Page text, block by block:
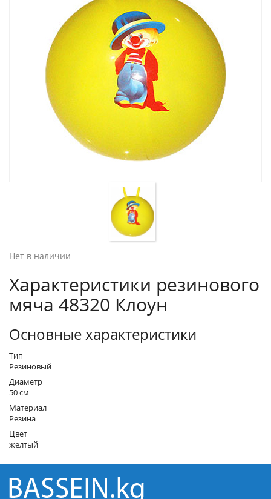
Нет в наличии
Характеристики резинового
мяча 48320 Клоун
Основные характеристики
Тип
Резиновый
Диаметр
50 см
Материал
Резина
Цвет
желтый